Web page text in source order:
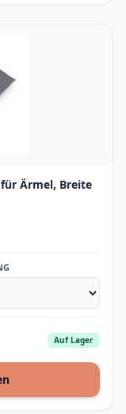
Ärmel, Breite
Auf Lager